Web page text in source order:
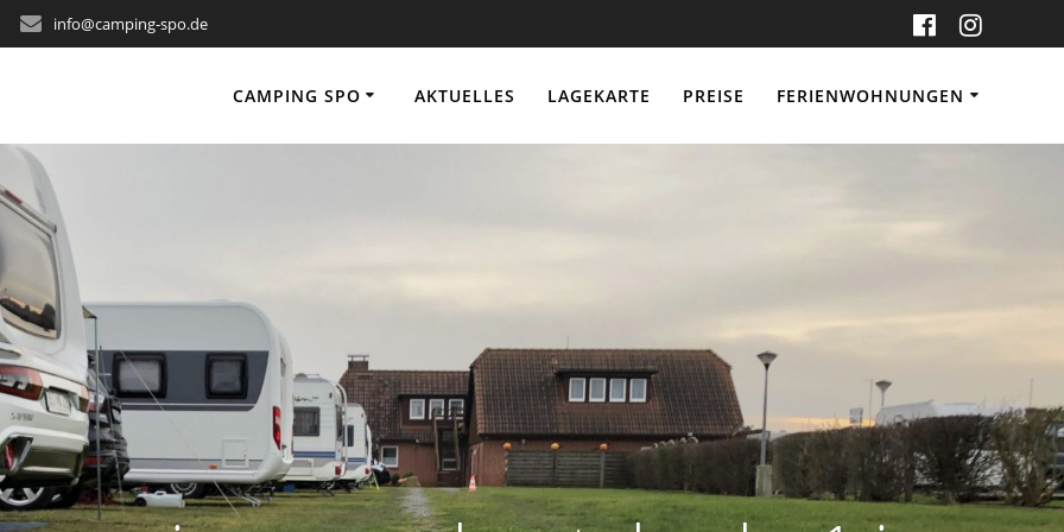
info@camping-spo.de
CAMPING SPO AKTUELLES LAGEKARTE PREISE FERIENWOHNUNGEN